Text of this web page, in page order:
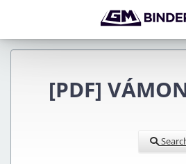
[PDF]